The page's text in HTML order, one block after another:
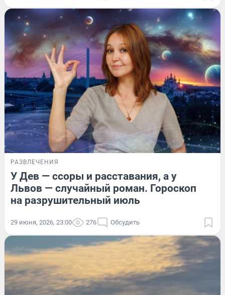
РАЗВЛЕЧЕНИЯ
У Дев — ссоры и расставания, а у
Львов — случайный роман. Гороскоп
на разрушительный июль
29 июня, 2026, 23:00 276 Обсудить